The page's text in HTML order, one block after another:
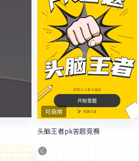
可商用
头脑王者pk答题竞赛